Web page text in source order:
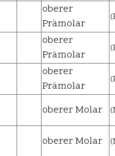
oberer
Prämolar
oberer
Prämolar
oberer
Prämolar
oberer Molar
oberer Molar